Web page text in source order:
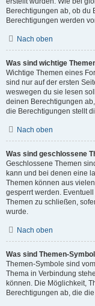
Berechtigungen ab, ob du
Berechtigungen werden
Nach oben
Was sind wichtige
Wichtige Themen eines
sind nur auf der ersten
weswegen du sie lesen
deinen Berechtigungen
die Berechtigungen stellt
Nach oben
Was sind geschlossene
Geschlossene Themen
kann und bei denen eine
Themen können aus
gesperrt werden.
Themen zu schließen,
wurde.
Nach oben
Was sind Themen-
Themen-Symbole sind
Thema in Verbindung
können. Die Möglichkeit,
Berechtigungen ab, die